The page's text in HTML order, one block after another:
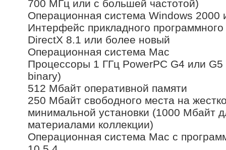
700 МГц или с большей частотой)
Операционная система Windows
Интерфейс прикладного
DirectX 8.1 или более новый
Операционная система Mac
Процессоры 1 ГГц PowerPC G4 или
binary)
512 Мбайт оперативной памяти
250 Мбайт свободного места на
минимальной установки (1000 Мбайт
материалами коллекции)
Операционная система Mac с